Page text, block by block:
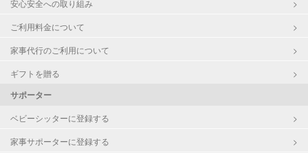
安心安全への取り組み
ご利用料金について
家事代行のご利用について
ギフトを贈る
サポーター
ベビーシッターに登録する
家事サポーターに登録する